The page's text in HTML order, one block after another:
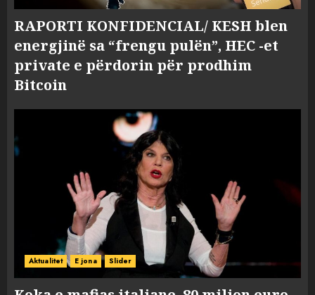
RAPORTI KONFIDENCIAL/ KESH blen
energjinë sa “frengu pulën”, HEC -et
private e përdorin për prodhim
Bitcoin
Aktualitet E jona Slider